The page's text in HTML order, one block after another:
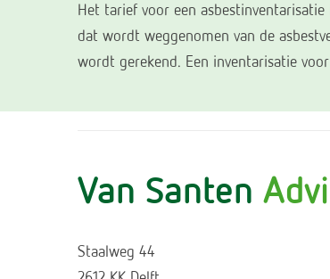
Het tarief voor een
dat wordt weggenomen van de
wordt gerekend. Een inventarisatie
Van Santen
Staalweg 44